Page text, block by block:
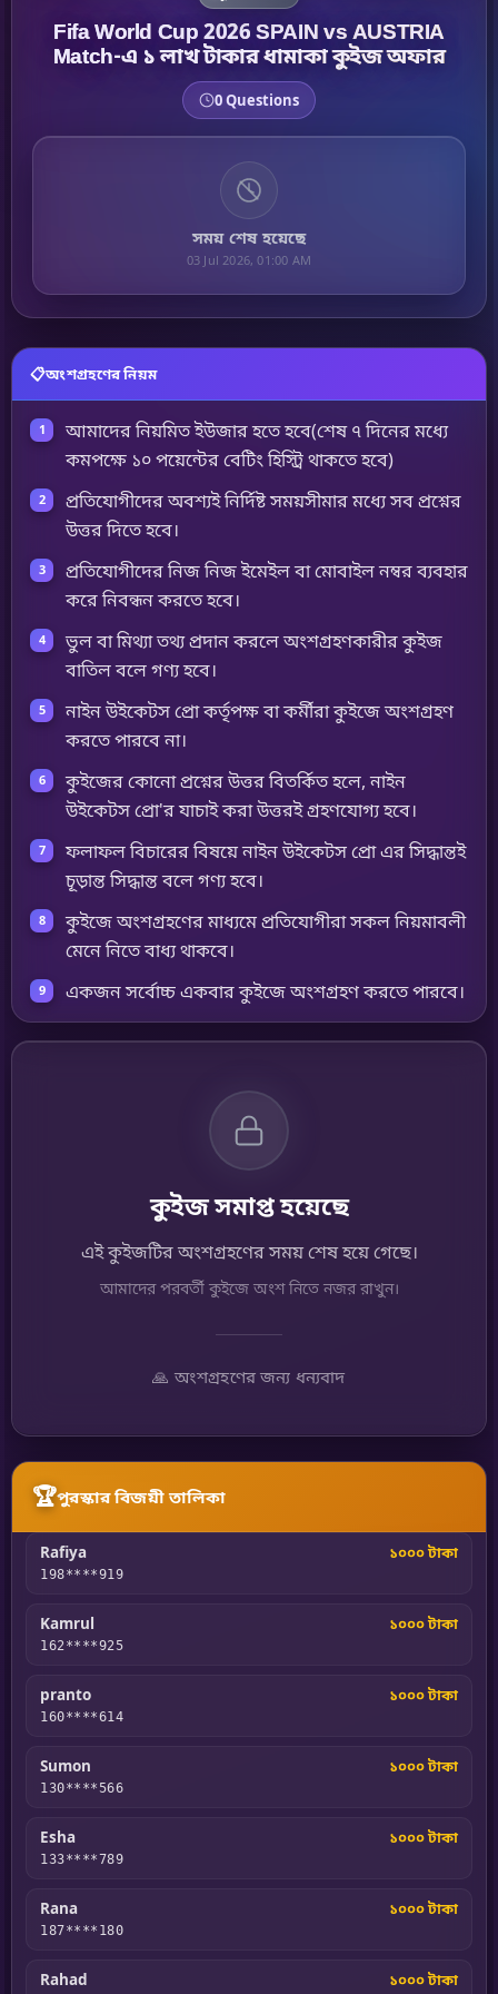
Fifa World Cup 2026 SPAIN vs AUSTRIA
Match-এ ১ লাখ টাকার ধামাকা কুইজ অফার
0 Questions
সময় শেষ হয়েছে
03 Jul 2026, 01:00 AM
কুইজ সমাপ্ত হয়েছে
এই কুইজটির অংশগ্রহণের সময় শেষ হয়ে গেছে।
আমাদের পরবর্তী কুইজে অংশ নিতে নজর রাখুন।
🙏 অংশগ্রহণের জন্য ধন্যবাদ
🏆পুরস্কার বিজয়ী তালিকা
Rafiya
198****919
১০০০ টাকা
Kamrul
162****925
১০০০ টাকা
pranto
160****614
১০০০ টাকা
Sumon
130****566
১০০০ টাকা
Esha
133****789
১০০০ টাকা
Rana
187****180
১০০০ টাকা
Rahad ১০০০ টাকা
📋অংশগ্রহণের নিয়ম
আমাদের নিয়মিত ইউজার হতে হবে(শেষ ৭ দিনের মধ্যে
কমপক্ষে ১০ পয়েন্টের বেটিং হিস্ট্রি থাকতে হবে)
প্রতিযোগীদের অবশ্যই নির্দিষ্ট সময়সীমার মধ্যে সব প্রশ্নের
উত্তর দিতে হবে।
প্রতিযোগীদের নিজ নিজ ইমেইল বা মোবাইল নম্বর ব্যবহার
করে নিবন্ধন করতে হবে।
ভুল বা মিথ্যা তথ্য প্রদান করলে অংশগ্রহণকারীর কুইজ
বাতিল বলে গণ্য হবে।
নাইন উইকেটস প্রো কর্তৃপক্ষ বা কর্মীরা কুইজে অংশগ্রহণ
করতে পারবে না।
কুইজের কোনো প্রশ্নের উত্তর বিতর্কিত হলে, নাইন
উইকেটস প্রো'র যাচাই করা উত্তরই গ্রহণযোগ্য হবে।
ফলাফল বিচারের বিষয়ে নাইন উইকেটস প্রো এর সিদ্ধান্তই
চূড়ান্ত সিদ্ধান্ত বলে গণ্য হবে।
কুইজে অংশগ্রহণের মাধ্যমে প্রতিযোগীরা সকল নিয়মাবলী
মেনে নিতে বাধ্য থাকবে।
একজন সর্বোচ্চ একবার কুইজে অংশগ্রহণ করতে পারবে।